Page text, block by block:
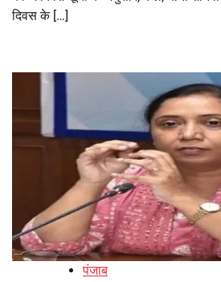
दिवस के […]
पंजाब